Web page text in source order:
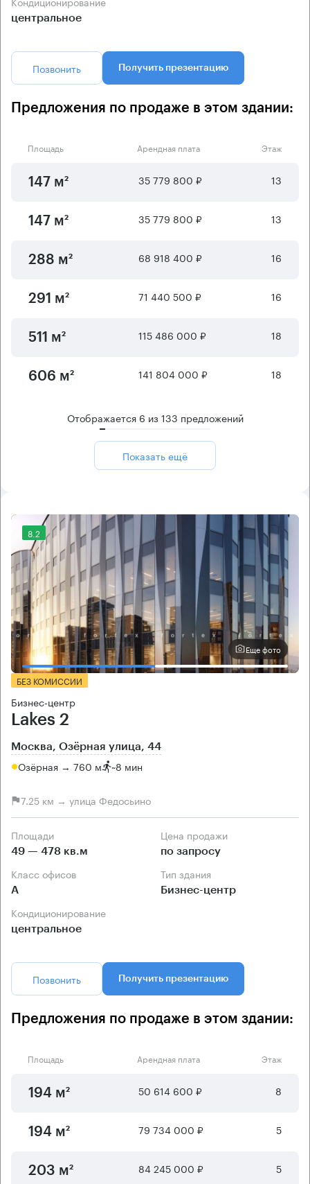
центральное
Позвонить Получить презентацию
Предложения по продаже в этом здании:
Площадь Арендная плата Этаж
147 м² 35 779 800 ₽ 13
147 м² 35 779 800 ₽ 13
288 м² 68 918 400 ₽ 16
291 м² 71 440 500 ₽ 16
511 м² 115 486 000 ₽ 18
606 м² 141 804 000 ₽ 18
Отображается 6 из133 предложений
Показать ещё
8.2
Еще фото
БЕЗ КОМИССИИ
Бизнес-центр
Lakes 2
Москва, Озёрная улица, 44
Озёрная → 760 м ~8 мин
7.25 км → улица Федосьино
Площади
49 — 478 кв.м
Цена продажи
по запросу
Класс офисов
А
Тип здания
Бизнес-центр
Кондиционирование
центральное
Позвонить Получить презентацию
Предложения по продаже в этом здании:
Площадь Арендная плата Этаж
194 м² 50 614 600 ₽ 8
194 м² 79 734 000 ₽ 5
203 м² 84 245 000 ₽ 5